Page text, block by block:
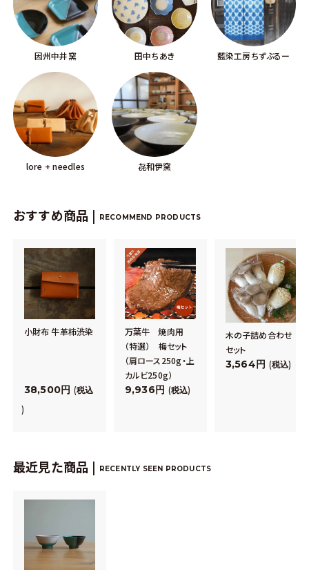
因州中井窯 田中ちあき 藍染工房ちずぶるー
lore + needles 㐂和伊窯
おすすめ商品 | RECOMMEND PRODUCTS
小財布 牛革柿渋染
38,500 税込
万葉牛 焼肉用
（特選） 梅セット
（肩ロース250g・上
カルビ250g）
9,936 税込
木の子詰め合わせ
セット
3,564 税込
最近見た商品 | RECENTLY SEEN PRODUCTS